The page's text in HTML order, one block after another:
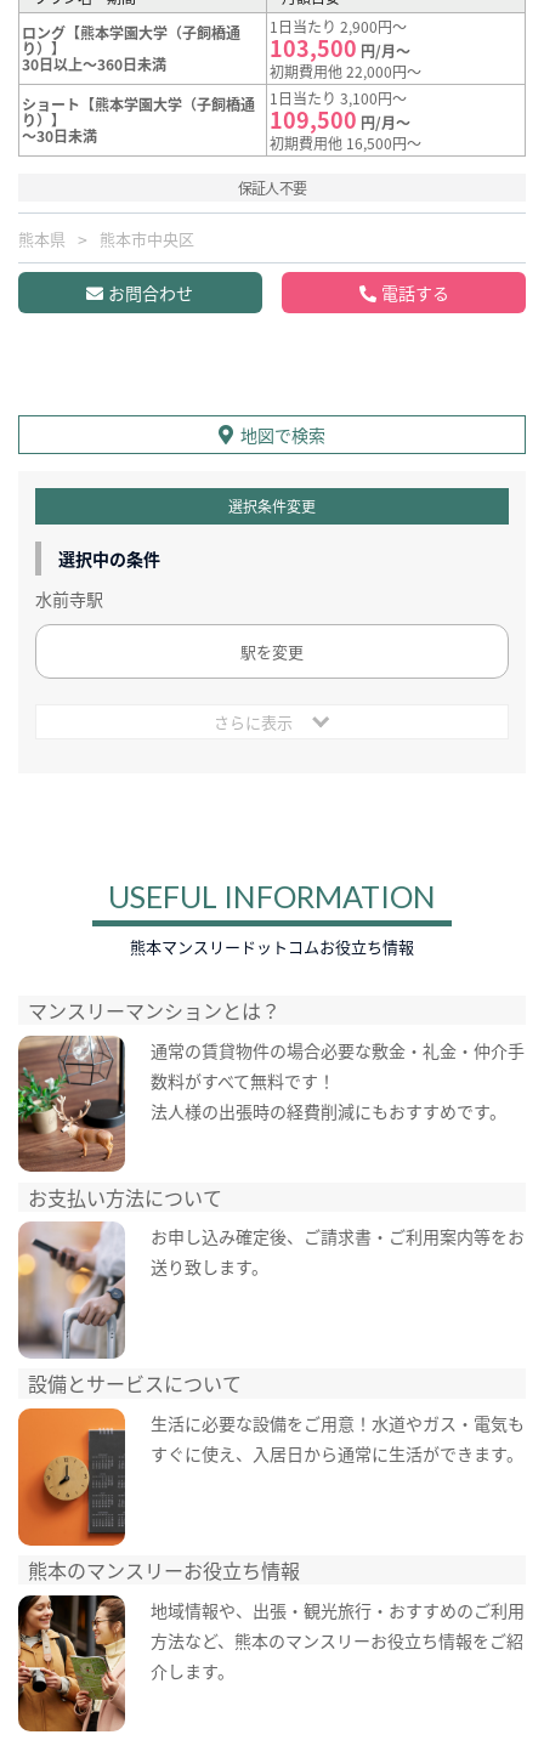
ロング【熊本学園大学（子飼橋通
り）】
30日以上～360日未満
1日当たり 2,900円～
103,500 円/月～
初期費用他 22,000円～
ショート【熊本学園大学（子飼橋通
り）】
～30日未満
1日当たり 3,100円～
109,500 円/月～
初期費用他 16,500円～
保証人不要
熊本県 熊本市中央区
お問合わせ 電話する
地図で検索
選択条件変更
選択中の条件
水前寺駅
駅を変更
さらに表示
USEFUL INFORMATION
熊本マンスリードットコムお役立ち情報
マンスリーマンションとは？
通常の賃貸物件の場合必要な敷金・礼金・仲介手
数料がすべて無料です！
法人様の出張時の経費削減にもおすすめです。
お支払い方法について
お申し込み確定後、ご請求書・ご利用案内等をお
送り致します。
設備とサービスについて
生活に必要な設備をご用意！水道やガス・電気も
すぐに使え、入居日から通常に生活ができます。
熊本のマンスリーお役立ち情報
地域情報や、出張・観光旅行・おすすめのご利用
方法など、熊本のマンスリーお役立ち情報をご紹
介します。